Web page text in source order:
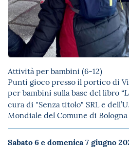
Attività per bambini (6-12)
Punti gioco presso il portico di
per bambini sulla base del libro
cura di "Senza titolo" SRL e
Mondiale del Comune di Bologna
Sabato 6 e domenica 7 giugno